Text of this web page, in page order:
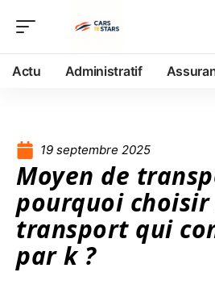
Actu Administratif
19 septembre 2025
Moyen de
pourquoi choisir
transport qui
par k ?